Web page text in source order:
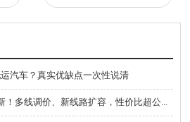
汽车？真实优缺点一次性说清
6年铁路汽车托运价格更新！多线调价、新线路扩容，性价比超公路大板车